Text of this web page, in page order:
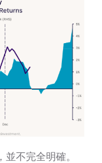
不完全明確。